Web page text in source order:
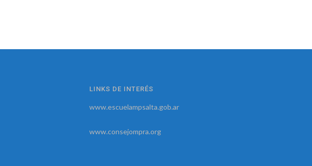
LINKS DE INTERÉS
www.escuelampsalta.gob.ar
www.consejompra.org